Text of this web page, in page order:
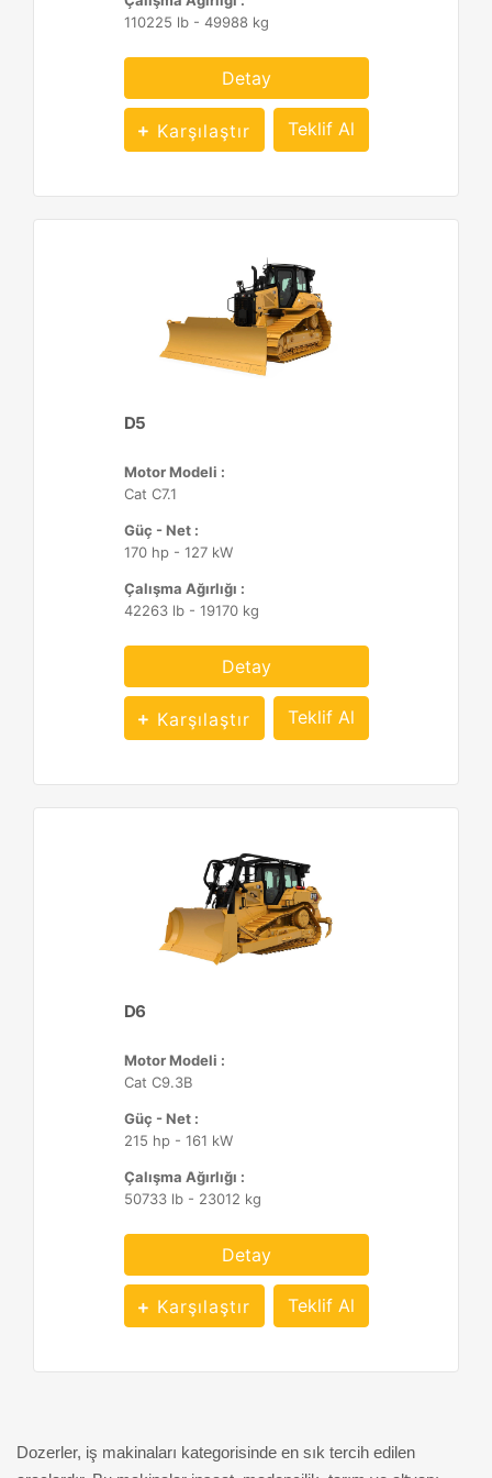
110225 lb - 49988 kg
Detay
Karşılaştır Teklif Al
D5
Motor Modeli :
Cat C7.1
Güç - Net :
170 hp - 127 kW
Çalışma Ağırlığı :
42263 lb - 19170 kg
Detay
Karşılaştır Teklif Al
D6
Motor Modeli :
Cat C9.3B
Güç - Net :
215 hp - 161 kW
Çalışma Ağırlığı :
50733 lb - 23012 kg
Detay
Karşılaştır Teklif Al
Dozerler, iş makinaları kategorisinde en sık tercih edilen